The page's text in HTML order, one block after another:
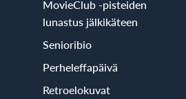
MovieClub -pisteiden
lunastus jälkikäteen
Senioribio
Perheleffapäivä
Retroelokuvat